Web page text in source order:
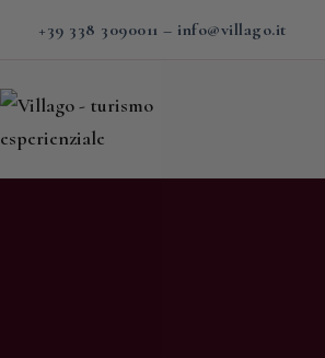
+39 338 3090011 – info@villago.it
Home